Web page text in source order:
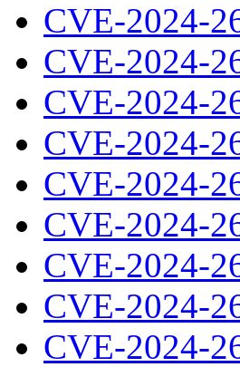
CVE-2024-
CVE-2024-
CVE-2024-
CVE-2024-
CVE-2024-
CVE-2024-
CVE-2024-
CVE-2024-
CVE-2024-